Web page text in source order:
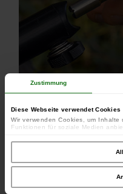
Zustimmung
Diese Webseite verwendet Cookies
Wir verwenden Cookies, um Inhalte
Funktionen für soziale Medien
unserer Website an unsere Partner
weiter. Unsere Partner führen
Daten zusammen, die Sie ihnen
Ihrer Nutzung der Dienste